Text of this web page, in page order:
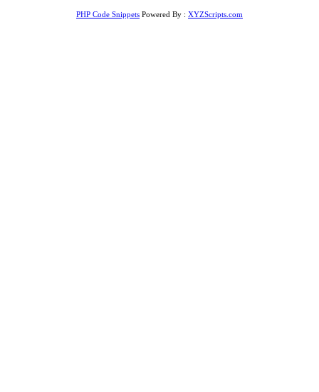
PHP Code Snippets Powered By : XYZScripts.com